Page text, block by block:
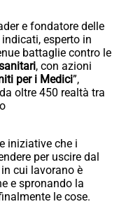
e fondatore delle
esperto in
battaglie contro le
, con azioni
per i Medici”,
oltre 450 realtà tra
iniziative che i
per uscire dal
cui lavorano è
e spronando la
le cose.